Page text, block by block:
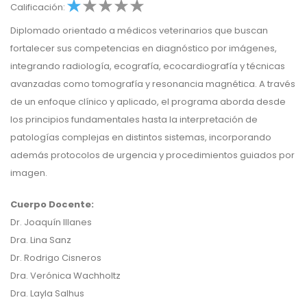
Calificación:
1 2 3
4
Diplomado orientado a médicos veterinarios que buscan
fortalecer sus competencias en diagnóstico por imágenes,
integrando radiología, ecografía, ecocardiografía y técnicas
avanzadas como tomografía y resonancia magnética. A través
de un enfoque clínico y aplicado, el programa aborda desde
los principios fundamentales hasta la interpretación de
patologías complejas en distintos sistemas, incorporando
además protocolos de urgencia y procedimientos guiados por
imagen.
Cuerpo Docente:
Dr. Joaquín Illanes
Dra. Lina Sanz
Dr. Rodrigo Cisneros
Dra. Verónica Wachholtz
Dra. Layla Salhus